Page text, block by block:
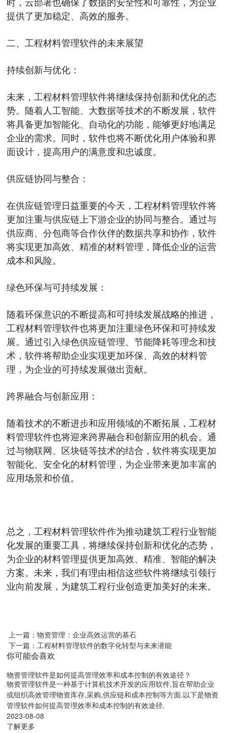
提供了更加稳定、高效的服务。
二、工程材料管理软件的未来展望
持续创新与优化：
未来，工程材料管理软件将继续保持创新和优化的态
势。随着人工智能、大数据等技术的不断发展，软件
将具备更加智能化、自动化的功能，能够更好地满足
企业的需求。同时，软件也将不断优化用户体验和界
面设计，提高用户的满意度和忠诚度。
供应链协同与整合：
在供应链管理日益重要的今天，工程材料管理软件将
更加注重与供应链上下游企业的协同与整合。通过与
供应商、分包商等合作伙伴的数据共享和协作，软件
将实现更加高效、精准的材料管理，降低企业的运营
成本和风险。
绿色环保与可持续发展：
随着环保意识的不断提高和可持续发展战略的推进，
工程材料管理软件也将更加注重绿色环保和可持续发
展。通过引入绿色供应链管理、节能降耗等理念和技
术，软件将帮助企业实现更加环保、高效的材料管
理，为企业的可持续发展做出贡献。
跨界融合与创新应用：
随着技术的不断进步和应用领域的不断拓展，工程材
料管理软件也将迎来跨界融合和创新应用的机会。通
过与物联网、区块链等技术的结合，软件将实现更加
智能化、安全化的材料管理，为企业带来更加丰富的
应用场景和价值。
总之，工程材料管理软件作为推动建筑工程行业智能
化发展的重要工具，将继续保持创新和优化的态势，
为企业的材料管理提供更加高效、精准、智能的解决
方案。未来，我们有理由相信这些软件将继续引领行
业向前发展，为建筑工程行业创造更加美好的未来。
上一篇：物资管理：企业高效运营的基石
下一篇：工程材料管理软件的数字化转型与未来潜能
你可能会喜欢
物资管理软件是如何提高管理效率和成本控制的有效途径？
物资管理软件是一种基于计算机技术开发的应用软件,旨在帮助企业
或组织高效管理物资库存,采购,供应链和成本控制等方面.以下是物资
管理软件如何提高管理效率和成本控制的有效途径.
2023-08-08
了解更多